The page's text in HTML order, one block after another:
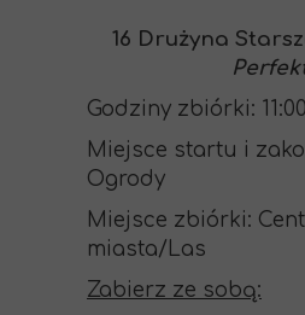
16 Drużyna
Godziny zbiórki:
Miejsce startu i
Ogrody
Miejsce zbiórki:
miasta/Las
Zabierz ze sobą: